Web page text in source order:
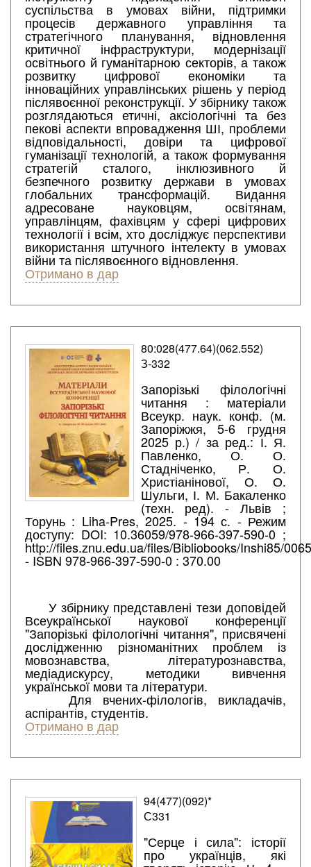
суспільства в умовах війни, підтримки
процесів державного управління та
стратегічного планування, відновлення
критичної інфраструктури, модернізації
освітнього й гуманітарною секторів, а також
розвитку цифрової економіки та
інноваційних управлінських рішень у період
післявоєнної реконструкції. У збірнику також
розглядаються етичні, аксіологічні та без
пекові аспекти впровадження ШІ, проблеми
відповідальності, довіри та цифрової
гуманізації технологій, а також формування
стратегій сталого, інклюзивного й
безпечного розвитку держави в умовах
глобальних трансформацій. Видання
адресоване науковцям, освітянам,
управлінцям, фахівцям у сфері цифрових
технології і всім, хто досліджує перспективи
використання штучного інтелекту в умовах
війни та післявоєнного відновлення.
Отримано в дар
80:028(477.64)(062.552)
З-332
Запорізькі філологічні
читання : матеріали
Всеукр. наук. конф. (м.
Запоріжжя, 5-6 грудня
2025 р.) / за ред.: І. Я.
Павленко, О. О.
Стадніченко, Р. О.
Христіанінової, О. О.
Шульги, І. М. Бакаленко
(техн. ред). - Львів ;
Торунь : Liha-Pres, 2025. - 194 с. - Режим
доступу: DOI: 10.36059/978-966-397-590-0 ;
http://files.znu.edu.ua/files/Bibliobooks/Inshi85/
- ISBN 978-966-397-590-0 : 370.00
У збірнику представлені тези доповідей
Всеукраїнської наукової конференції
"Запорізькі філологічні читання", присвячені
дослідженню різноманітних проблем із
мовознавства, літературознавства,
медіадискурсу, методики вивчення
української мови та літератури.
Для вчених-філологів, викладачів,
аспірантів, студентів.
Отримано в дар
94(477)(092)*
С331
"Серце і сила": історії
про українців, які